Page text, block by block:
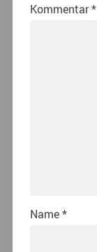
Kommentar*
Name*